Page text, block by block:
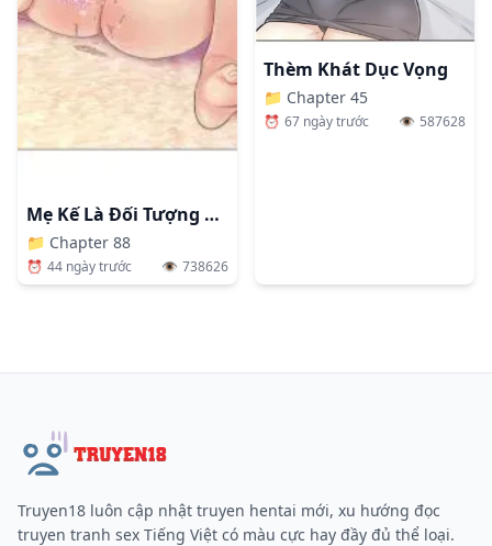
Mẹ Kế Là Đối Tượng Làm Tình Của Tôi
📁 Chapter 88
⏰ 44 ngày trước 👁️ 738626
Thèm Khát Dục Vọng
📁 Chapter 45
⏰ 67 ngày trước 👁️ 587628
Truyen18 luôn cập nhật truyen hentai mới, xu hướng đọc
truyen tranh sex Tiếng Việt có màu cực hay đầy đủ thể loại.